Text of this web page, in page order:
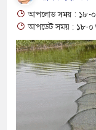
ইয়াবা, ট্যাপেন্টাডল
মুখোমুখি সংঘর্ষে নিহত
থেকে দ্বিতীয় দিন শেষ
আপলোড সময় : ১৮-
আপডেট সময় : ১৮-